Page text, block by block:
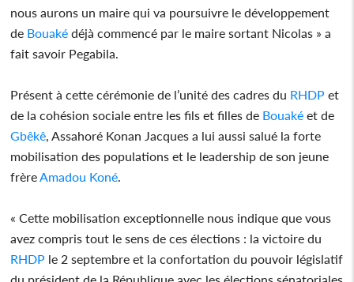
nous aurons un maire qui va poursuivre le développement
de Bouaké déjà commencé par le maire sortant Nicolas » a
fait savoir Pegabila.
Présent à cette cérémonie de l’unité des cadres du RHDP et
de la cohésion sociale entre les fils et filles de Bouaké et de
Gbêkê, Assahoré Konan Jacques a lui aussi salué la forte
mobilisation des populations et le leadership de son jeune
frèreAmadou Koné.
« Cette mobilisation exceptionnelle nous indique que vous
avez compris tout le sens de ces élections : la victoire du
RHDP le 2 septembre et la confortation du pouvoir législatif